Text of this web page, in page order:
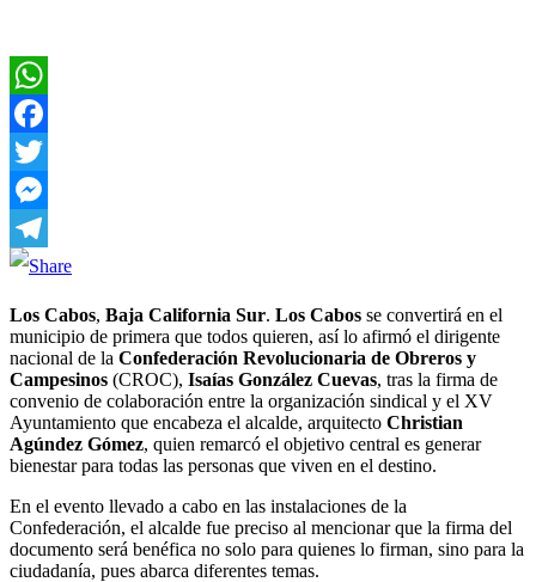
WhatsApp
Facebook
Twitter
Messenger
Telegram
Los Cabos, Baja California Sur. Los Cabos se convertirá en el
municipio de primera que todos quieren, así lo afirmó el dirigente
nacional de la Confederación Revolucionaria de Obreros y
Campesinos (CROC), Isaías González Cuevas, tras la firma de
convenio de colaboración entre la organización sindical y el XV
Ayuntamiento que encabeza el alcalde, arquitecto Christian
Agúndez Gómez, quien remarcó el objetivo central es generar
bienestar para todas las personas que viven en el destino.
En el evento llevado a cabo en las instalaciones de la
Confederación, el alcalde fue preciso al mencionar que la firma del
documento será benéfica no solo para quienes lo firman, sino para la
ciudadanía, pues abarca diferentes temas.